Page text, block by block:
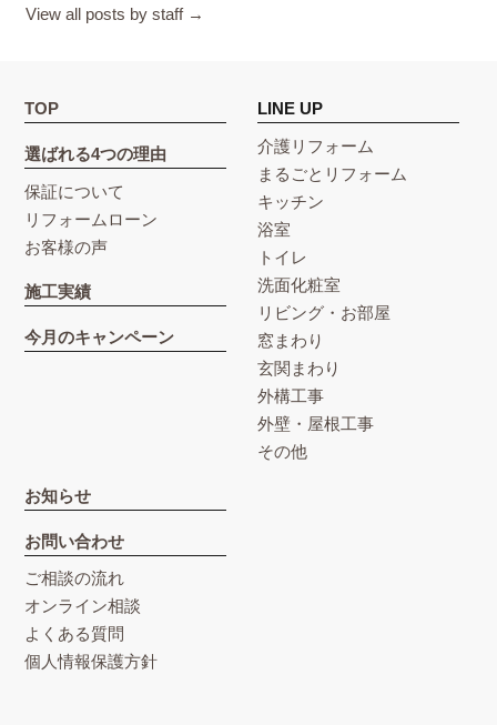
View all posts by staff →
TOP
選ばれる4つの理由
保証について
リフォームローン
お客様の声
施工実績
今月のキャンペーン
LINE UP
介護リフォーム
まるごとリフォーム
キッチン
浴室
トイレ
洗面化粧室
リビング・お部屋
窓まわり
玄関まわり
外構工事
外壁・屋根工事
その他
お知らせ
お問い合わせ
ご相談の流れ
オンライン相談
よくある質問
個人情報保護方針